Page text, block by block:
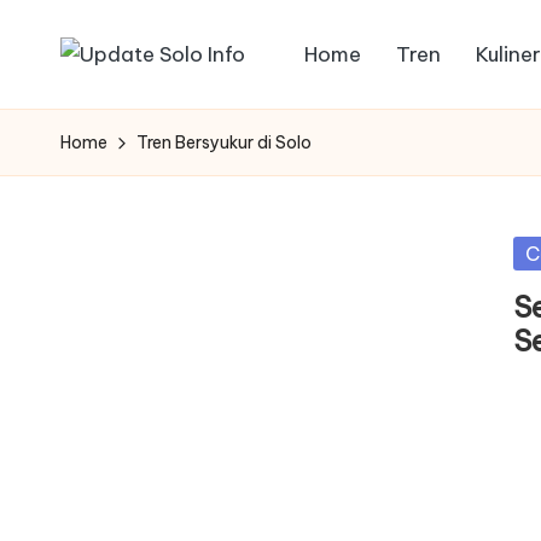
content
U
p
Kota
Home Tren Kuliner
Home Tren Bersyukur di Solo